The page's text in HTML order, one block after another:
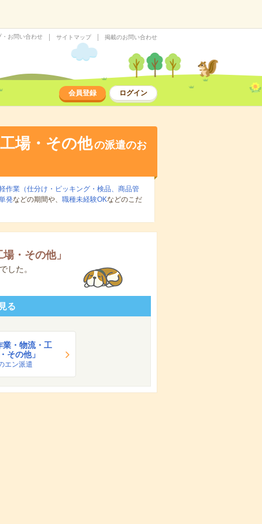
・お問い合わせ サイトマップ 掲載のお問い合わせ
会員登録 ログイン
場・その他の派遣のお
作業（仕分け・ピッキング・検品、商品管
発などの期間や、 職種未経験OKなどのこだ
場・その他」
した。
る
業・物流・工
その他」
エン派遣